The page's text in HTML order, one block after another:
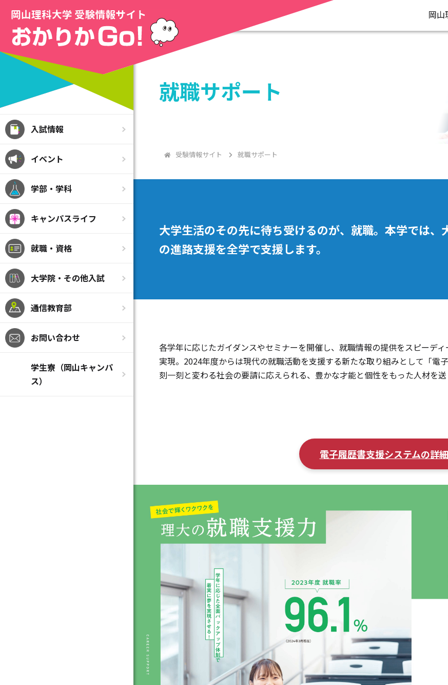
入試情報
イベント
学部・学科
キャンパスライフ
就職・資格
大学院・その他入試
通信教育部
お問い合わせ
学生寮（岡山キャンパ
ス）
岡山
就職サポート
受験情報サイト 就職サポート
大学生活のその先に待ち受けるのが、就職。本学では
の進路支援を全学で支援します。
各学年に応じたガイダンスやセミナーを開催し、就職情報の提供をスピーデ
実現。2024年度からは現代の就職活動を支援する新たな取り組みとして「電
刻一刻と変わる社会の要請に応えられる、豊かな才能と個性をもった人材を送
電子履歴書支援システムの詳